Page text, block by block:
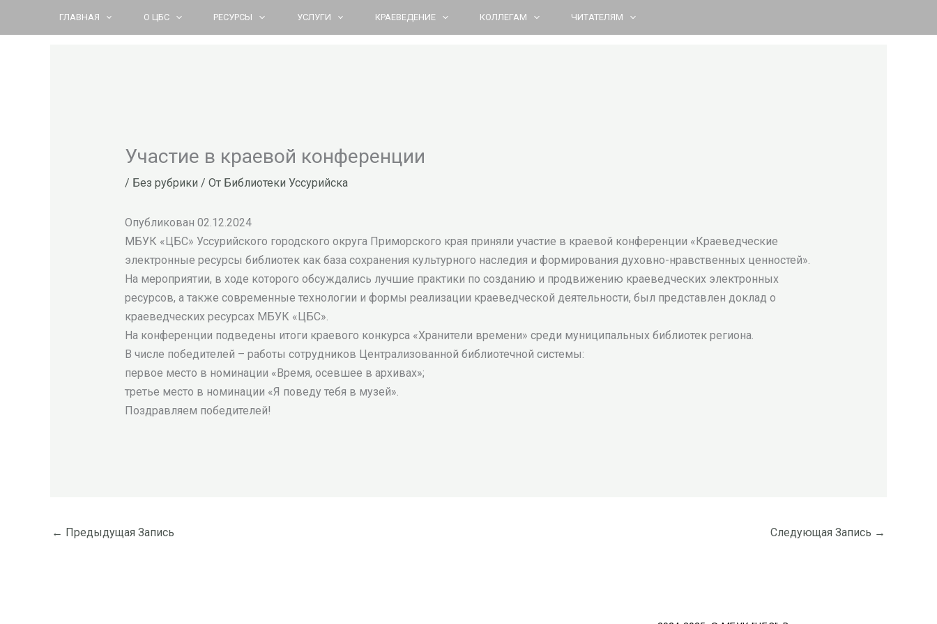
ГЛАВНАЯ О ЦБС РЕСУРСЫ УСЛУГИ КРАЕВЕДЕНИЕ КОЛЛЕГАМ ЧИТАТЕЛЯМ
Участие в краевой конференции
/ Без рубрики / От Библиотеки Уссурийска
Опубликован 02.12.2024
МБУК «ЦБС» Уссурийского городского округа Приморского края приняли участие в краевой конференции «Краеведческие
электронные ресурсы библиотек как база сохранения культурного наследия и формирования духовно-нравственных ценностей».
На мероприятии, в ходе которого обсуждались лучшие практики по созданию и продвижению краеведческих электронных
ресурсов, а также современные технологии и формы реализации краеведческой деятельности, был представлен доклад о
краеведческих ресурсах МБУК «ЦБС».
На конференции подведены итоги краевого конкурса «Хранители времени» среди муниципальных библиотек региона.
В числе победителей – работы сотрудников Централизованной библиотечной системы:
первое место в номинации «Время, осевшее в архивах»;
третье место в номинации «Я поведу тебя в музей».
Поздравляем победителей!
← Предыдущая Запись Следующая Запись →